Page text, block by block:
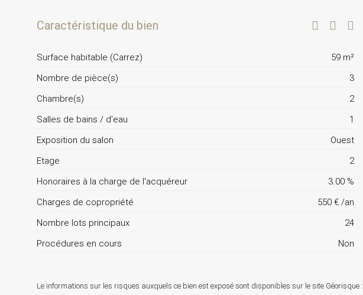
Caractéristique du bien
Surface habitable (Carrez)
59 m²
Nombre de pièce(s)
3
Chambre(s)
2
Salles de bains / d'eau
1
Exposition du salon
Ouest
Etage
2
Honoraires à la charge de l'acquéreur
3.00 %
Charges de copropriété
550 € /an
Nombre lots principaux
24
Procédures en cours
Non
Le informations sur les risques auxquels ce bien est exposé sont disponibles sur le site Géorisque :